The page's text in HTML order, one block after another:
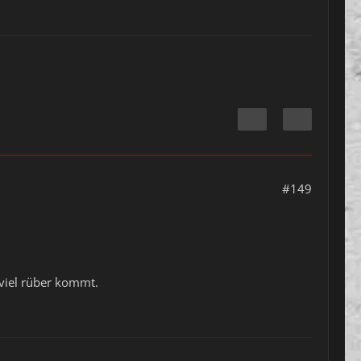
#149
rüber kommt.